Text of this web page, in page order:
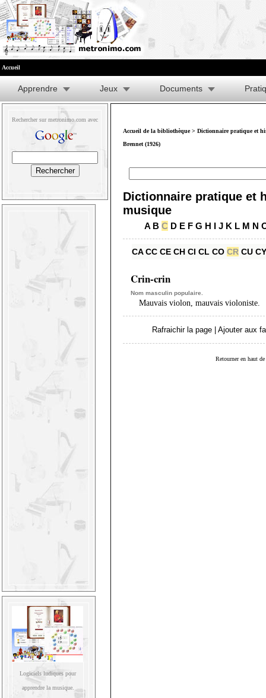
Accueil
Apprendre Jeux Documents
Rechercher sur metronimo.com avec
Logiciels ludiques pour
apprendre la musique.
Accueil de la bibliothèque> Dictionnaire pratique et
Brennet (1926)
Dictionnaire pratique et
musique
A B C D E F G H I J K L M N
CA CC CE CH CI CL CO CR CU CY
Crin-crin
Nom masculin populaire.
Mauvais violon, mauvais violoniste.
Rafraichir la page Ajouter aux
Retourner en haut de